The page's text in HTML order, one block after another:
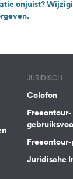
onjuist?
JURIDISCH
Colofon
Freeontour-
Juridische